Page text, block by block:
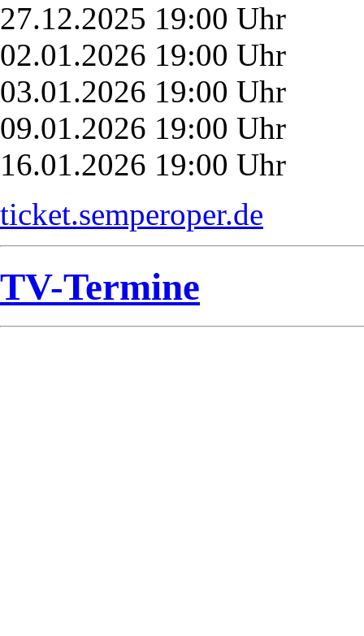
27.12.2025 19:00 Uhr
02.01.2026 19:00 Uhr
03.01.2026 19:00 Uhr
09.01.2026 19:00 Uhr
16.01.2026 19:00 Uhr
ticket.semperoper.de
TV-Termine